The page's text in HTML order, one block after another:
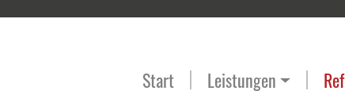
Start Leistungen